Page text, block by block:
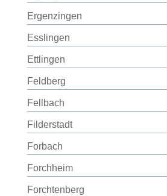
Ergenzingen
Esslingen
Ettlingen
Feldberg
Fellbach
Filderstadt
Forbach
Forchheim
Forchtenberg